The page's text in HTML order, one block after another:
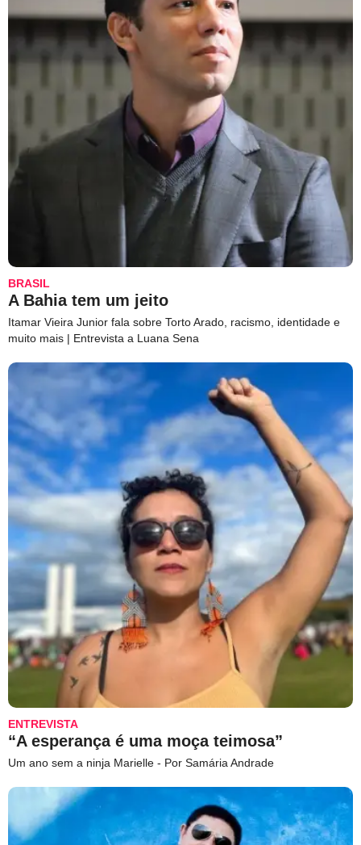
BRASIL
A Bahia tem um jeito
Itamar Vieira Junior fala sobre Torto Arado, racismo, identidade e
muito mais | Entrevista a Luana Sena
ENTREVISTA
“A esperança é uma moça teimosa”
Um ano sem a ninja Marielle - Por Samária Andrade